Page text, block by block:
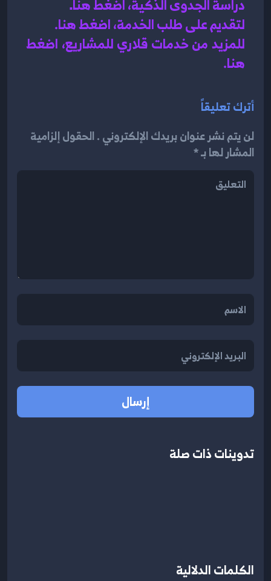
دراسة الجدوى الذكية، اضغط هنا.
لتقديم على طلب الخدمة، اضغط هنا.
هنا.
أترك تعليقاً
لن يتم نشر عنوان بريدك الإلكتروني . الحقول إلزامية
المشار لها بـ *
إرسال
تدوينات ذات صلة
الكلمات الدلالية